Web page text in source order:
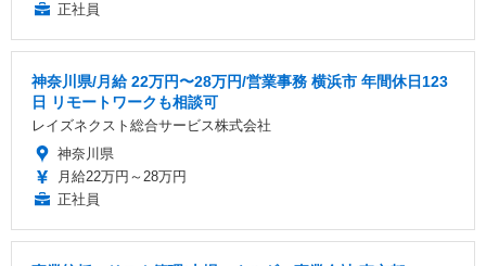
正社員
神奈川県/月給 22万円〜28万円/営業事務 横浜市 年間休日123
日 リモートワークも相談可
レイズネクスト総合サービス株式会社
神奈川県
月給22万円～28万円
正社員